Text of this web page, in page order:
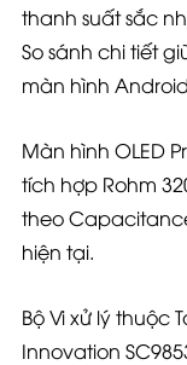
thanh suất sắc
So sánh chi tiết
màn hình
Màn hình OLED
tích hợp Rohm
theo
hiện tại.
Bộ Vi xử lý thuộc
Innovation